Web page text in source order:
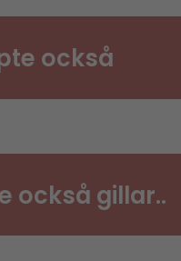
också
också gillar..